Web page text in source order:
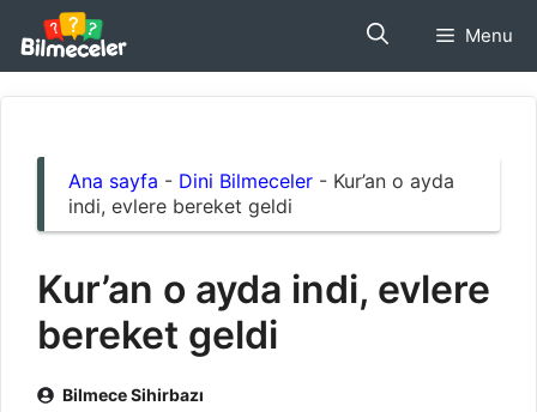
İçeriğe
atla
Menu
Ana sayfa - Dini Bilmeceler - Kur’an o ayda
indi, evlere bereket geldi
Kur’an o ayda indi, evlere
bereket geldi
Bilmece Sihirbazı